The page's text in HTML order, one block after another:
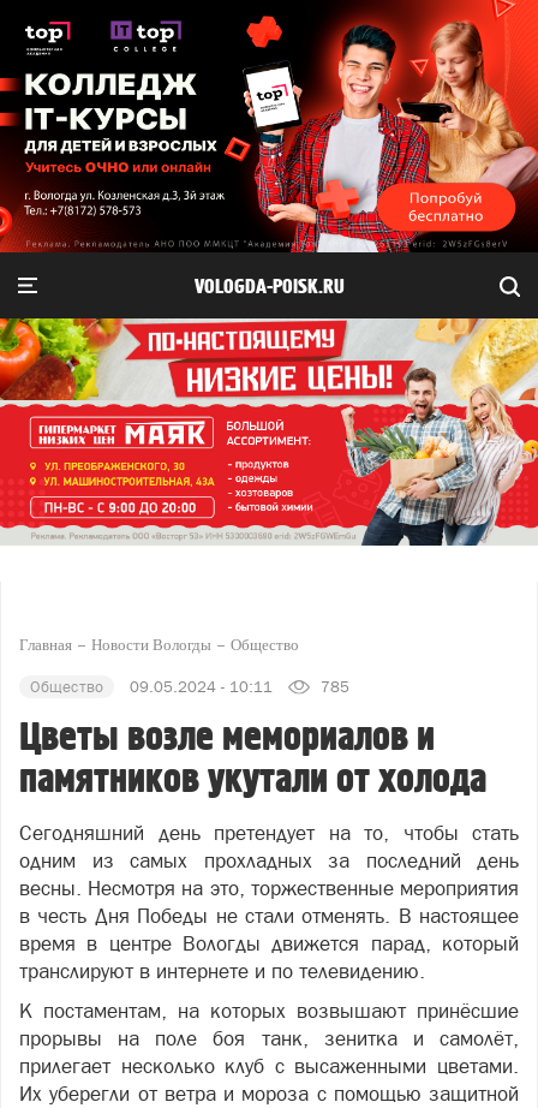
VOLOGDA-POISK.RU
Главная Новости Вологды Общество
Общество 09.05.2024 - 10:11 785
Цветы возле мемориалов и
памятников укутали от холода
Сегодняшний день претендует на то, чтобы стать
одним из самых прохладных за последний день
весны. Несмотря на это, торжественные мероприятия
в честь Дня Победы не стали отменять. В настоящее
время в центре Вологды движется парад, который
транслируют в интернете и по телевидению.
К постаментам, на которых возвышают принёсшие
прорывы на поле боя танк, зенитка и самолёт,
прилегает несколько клуб с высаженными цветами.
Их уберегли от ветра и мороза с помощью защитной